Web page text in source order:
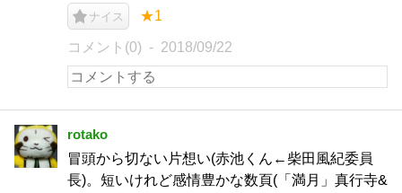
ナイス ★1
コメント(0) 2018/09/22
rotako
冒頭から切ない片想い(赤池くん←柴田風紀委員
長)。短いけれど感情豊かな数頁(「満月」真行寺&